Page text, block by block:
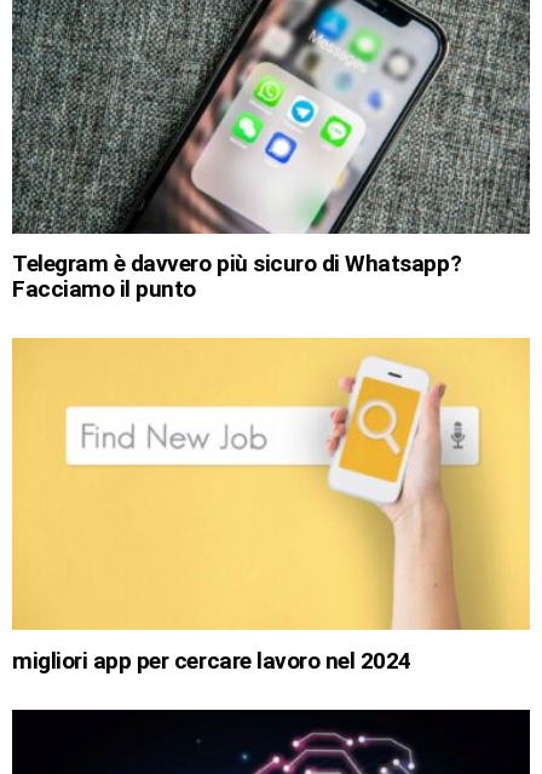
Telegram è davvero più sicuro di Whatsapp?
Facciamo il punto
migliori app per cercare lavoro nel 2024